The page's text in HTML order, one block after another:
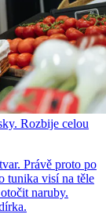
Rozbije celou
Právě proto po
tunika visí na těle
naruby.